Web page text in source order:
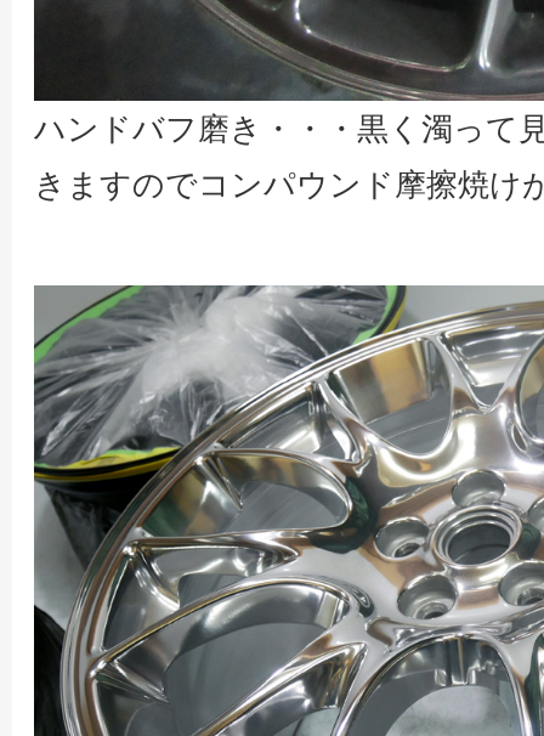
ハンドバフ磨き・・・黒く濁って
きますのでコンパウンド摩擦焼け